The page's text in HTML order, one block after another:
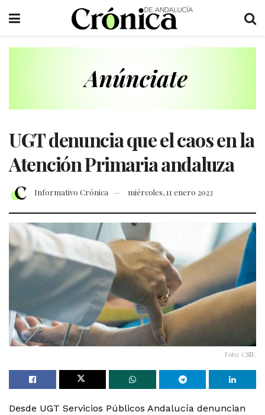
UGT denuncia que el caos en la
Atención Primaria andaluza
Informativo Crónica miércoles, 11 enero 2023
Foto: CSIF.
Desde UGT Servicios Públicos Andalucía denuncian